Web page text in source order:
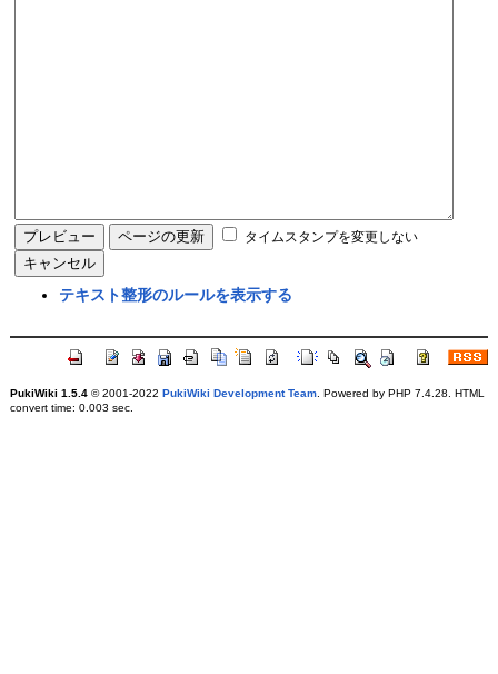
タイムスタンプを変更しない
テキスト整形のルールを表示する
PukiWiki 1.5.4© 2001-2022 PukiWiki Development Team. Powered by PHP 7.4.28. HTML
convert time: 0.003 sec.